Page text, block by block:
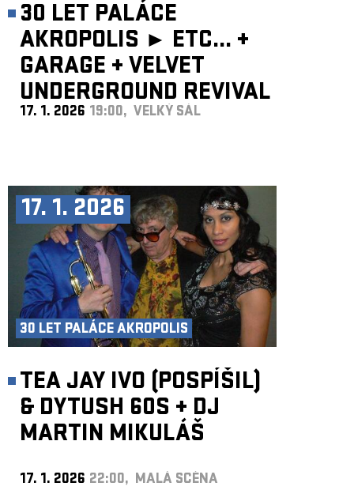
30 LET PALÁCE
AKROPOLIS ► ETC... +
GARAGE + VELVET
UNDERGROUND REVIVAL
BAND
17. 1. 2026 19:00, VELKÝ SÁL
17. 1. 2026
30 LET PALÁCE AKROPOLIS
TEA JAY IVO (POSPÍŠIL)
& DYTUSH 60S + DJ
MARTIN MIKULÁŠ
17. 1. 2026 22:00, MALÁ SCÉNA